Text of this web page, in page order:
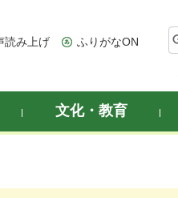
読み上げ ふりがなON
文化・教育